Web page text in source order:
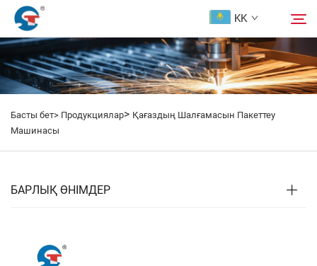
KK
Біз туралы
Продукциялар
Жаңалықтар
Басты бет> Продукциялар> Қағаздың Шалғамасын Пакеттеу
Машинасы
БАРЛЫҚ ӨНІМДЕР